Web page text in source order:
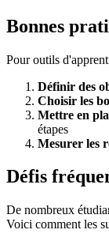
Bonnes
Pour outils
Définir des
Choisir les
Mettre en
étapes
Mesurer les
Défis
De nombreux
Voici comment les